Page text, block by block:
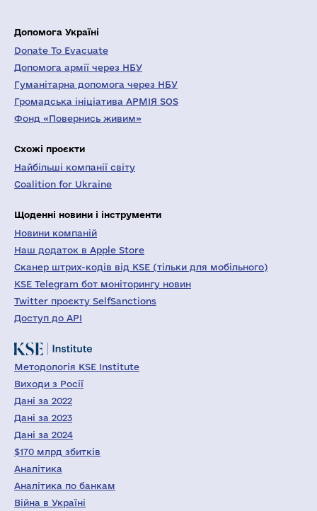
Допомога Україні
Donate To Evacuate
Допомога армії через НБУ
Гуманітарна допомога через НБУ
Громадська ініціатива АРМІЯ SOS
Фонд «Повернись живим»
Схожі проєкти
Найбільші компанії світу
Coalition for Ukraine
Щоденні новини і інструменти
Новини компаній
Наш додаток в Apple Store
Сканер штрих-кодів від KSE (тільки для мобільного)
KSE Telegram бот моніторингу новин
Twitter проєкту SelfSanctions
Доступ до API
Методологія KSE Institute
Виходи з Росії
Дані за 2022
Дані за 2023
Дані за 2024
$170 млрд збитків
Аналітика
Аналітика по банкам
Війна в Україні